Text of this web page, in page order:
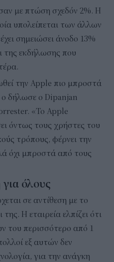
με πτώση σχεδόν 2%. Η
υπολείπεται των άλλων
σημειώσει άνοδο 13%
της εκδήλωσης που
την Apple πιο μπροστά
δήλωσε ο Dipanjan
«Το Apple
όντως τους χρήστες του
τρόπους, φέρνει την
όχι μπροστά από τους
όλους
σε αντίθεση με το
Η εταιρεία ελπίζει ότι
του περισσότερο από 1
εξ αυτών δεν
για την ανάγκη